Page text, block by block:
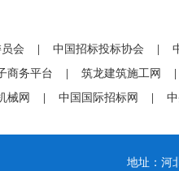
会 中国招标投标协会
商务平台 筑龙建筑施工网
械网 中国国际招标网
地址：河